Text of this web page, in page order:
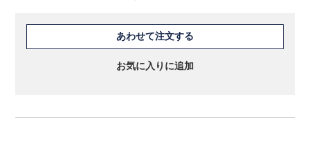
あわせて注文する
お気に入りに追加